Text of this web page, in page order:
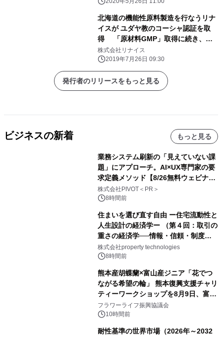
北海道の機能性原料製造を行なうリナ
イスが ユダヤ教のコーシャ認証を取
得 「原材料GMP」取得に続き、世
界標準の品質で米国市場へ
株式会社リナイス
2019年7月26日 09:30
発行者のリリースをもっと見る
ビジネスの新着 もっと見る
業務システム刷新の「見えていない課
題」にアプローチ。AI×UX専門家の要
求定義メソッド【8/26無料ウェビナ
ー】株式会社PIVOT
株式会社PIVOT＜PR＞
8時間前
住まいを選び直す自由 ー住宅流動性と
人生設計の経済学ー （第４回：取引の
重さの経済学──情報・信頼・制度を
PropTechはどう組み替えるか）｜
PropTech-Lab
株式会社property technologies
8時間前
熊本産胡蝶蘭×富山産ジニア「花でつ
ながる希望の輪」 熊本復興支援チャリ
ティーワークショップを8月9日、富
山・射水で開催
フラワーライフ振興協議会
10時間前
耐性基準の世界市場（2026年～2032